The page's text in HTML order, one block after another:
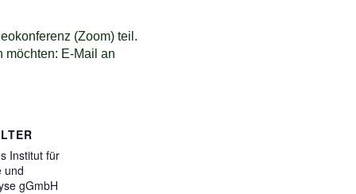
(Zoom) teil.
möchten: E-Mail an
Institut für
und
gGmbH